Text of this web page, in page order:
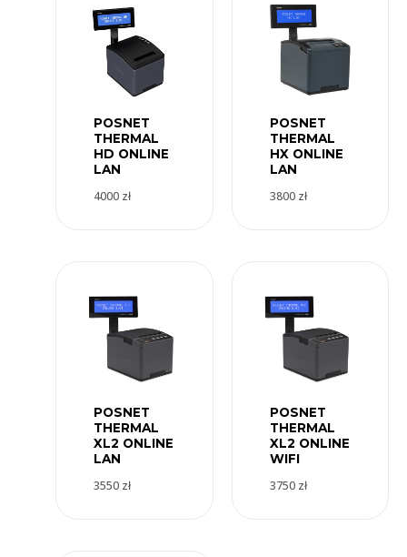
POSNET
THERMAL
HD ONLINE
LAN
4000 zł
POSNET
THERMAL
HX ONLINE
LAN
3800 zł
POSNET
THERMAL
XL2 ONLINE
LAN
3550 zł
POSNET
THERMAL
XL2 ONLINE
WIFI
3750 zł